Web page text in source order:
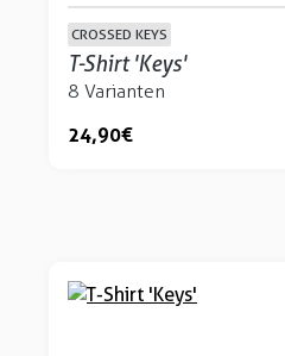
CROSSED KEYS
T-Shirt 'Keys'
8 Varianten
24,90 €